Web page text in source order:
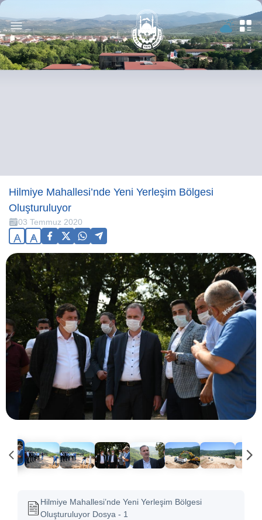
Hilmiye Mahallesi’nde Yeni Yerleşim Bölgesi
Oluşturuluyor
03 Temmuz 2020
A A
Hilmiye Mahallesi’nde Yeni Yerleşim Bölgesi
Oluşturuluyor Dosya - 1